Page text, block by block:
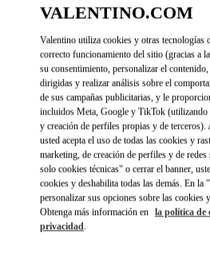
PLUS DE
Link
VALENTINO.COM
Valentino utiliza cookies y otras tecnologías
correcto funcionamiento del sitio (gracias a
su consentimiento, personalizar el
dirigidas y realizar análisis sobre el
de sus campañas publicitarias, y le
incluidos Meta, Google y TikTok (utilizando
y creación de perfiles propias y de
usted acepta el uso de todas las cookies y
marketing, de creación de perfiles y de
solo cookies técnicas" o cerrar el banner,
cookies y deshabilita todas las demás. En
personalizar sus opciones sobre las cookies
Obtenga más información en la política de
privacidad.